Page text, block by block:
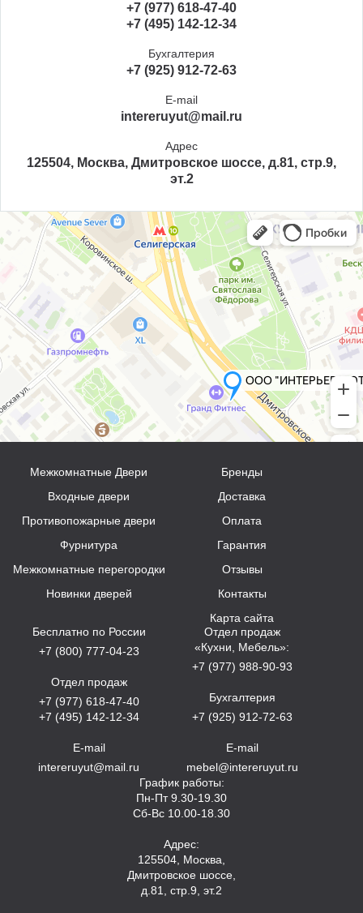
+7 (977) 618-47-40
+7 (495) 142-12-34
Бухгалтерия
+7 (925) 912-72-63
E-mail
intereruyut@mail.ru
Адрес
125504, Москва, Дмитровское шоссе, д.81, стр.9,
эт.2
Межкомнатные Двери
Входные двери
Противопожарные двери
Фурнитура
Межкомнатные перегородки
Новинки дверей
Бренды
Доставка
Оплата
Гарантия
Отзывы
Контакты
Карта сайта
Бесплатно по России
+7 (800) 777-04-23
Отдел продаж
+7 (977) 618-47-40
+7 (495) 142-12-34
E-mail
intereruyut@mail.ru
Отдел продаж
«Кухни, Мебель»:
+7 (977) 988-90-93
Бухгалтерия
+7 (925) 912-72-63
E-mail
mebel@intereruyut.ru
График работы:
Пн-Пт 9.30-19.30
Сб-Вс 10.00-18.30
Адрес:
125504, Москва,
Дмитровское шоссе,
д.81, стр.9, эт.2